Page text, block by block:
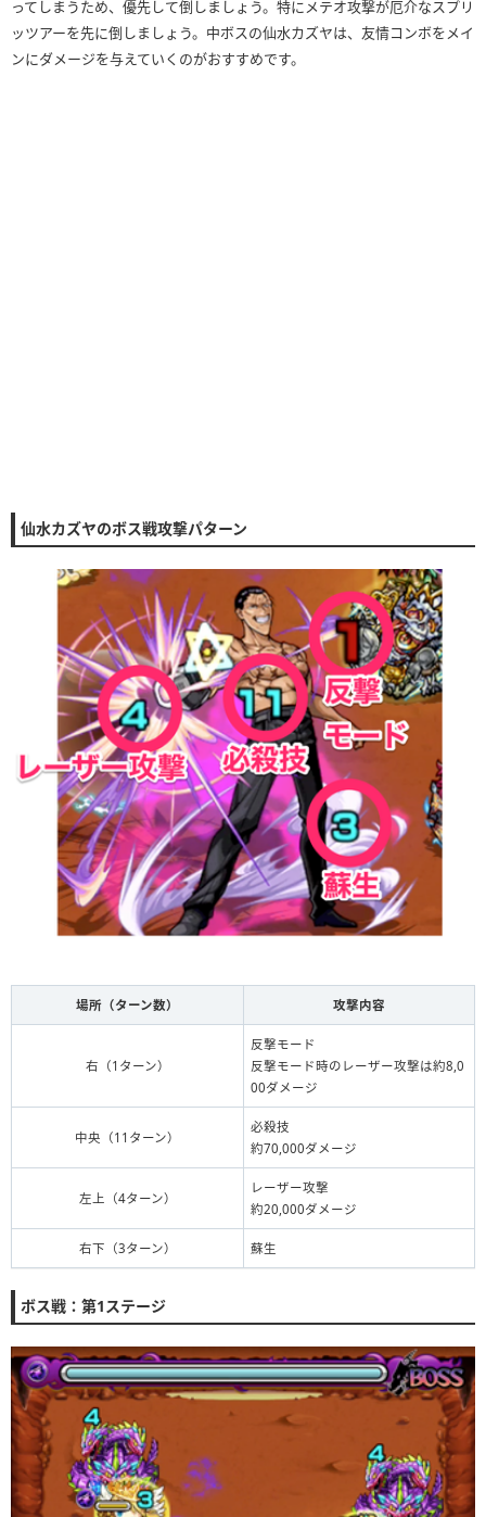
ってしまうため、優先して倒しましょう。特にメテオ攻撃が厄介なスプリ
ッツアーを先に倒しましょう。中ボスの仙水カズヤは、友情コンボをメイ
ンにダメージを与えていくのがおすすめです。
仙水カズヤのボス戦攻撃パターン
場所（ターン数） 攻撃内容
右（1ターン）
反撃モード
反撃モード時のレーザー攻撃は約8,0
00ダメージ
中央（11ターン）
必殺技
約70,000ダメージ
左上（4ターン）
レーザー攻撃
約20,000ダメージ
右下（3ターン） 蘇生
ボス戦：第1ステージ